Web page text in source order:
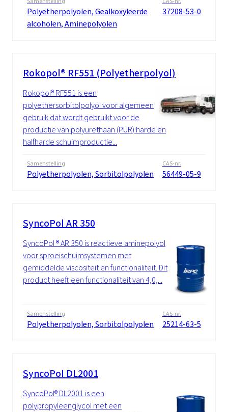
Polyetherpolyolen, Gealkoxyleerde
alcoholen, Aminepolyolen
37208-53-0
Rokopol® RF551 (Polyetherpolyol)
Rokopol® RF551 is een
polyethersorbitolpolyol voor algemeen
gebruik dat wordt gebruikt voor de
productie van polyurethaan (PUR) harde en
halfharde schuimproductie...
Samenstelling
Polyetherpolyolen, Sorbitolpolyolen
CAS-nr.
56449-05-9
SyncoPol AR 350
SyncoPol ® AR 350 is reactieve aminepolyol
voor sproeischuimsystemen met
gemiddelde viscositeit en functionaliteit. Dit
product heeft een functionaliteit van 4,0,...
Samenstelling
Polyetherpolyolen, Sorbitolpolyolen
CAS-nr.
25214-63-5
SyncoPol DL2001
SyncoPol® DL2001 is een
polypropyleenglycol met een